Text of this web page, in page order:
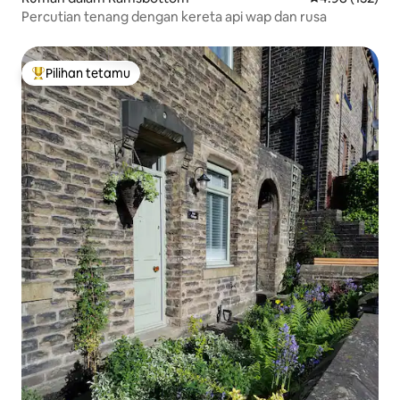
Percutian tenang dengan kereta api wap dan rusa
Pilihan utama tetamu
Pilihan tetamu